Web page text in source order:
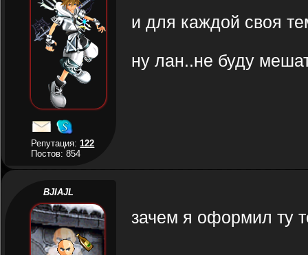
Репутация:122
Постов: 854
и для каждой своя
ну лан..не буду
BJIAJL
зачем я оформил ту